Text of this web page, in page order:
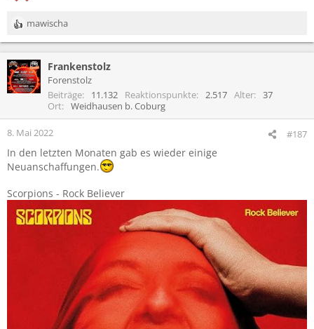
R
e
k
t
i
n
:
mawischa
Frankenstolz
Forenstolz
Beiträge
11.132 Reaktionspunkte 2.517 Alter
37
Ort
Weidhausen b. Coburg
8. Mai 2022 #187
In den letzten Monaten gab es wieder einige
Neuanschaffungen.
Scorpions - Rock Believer